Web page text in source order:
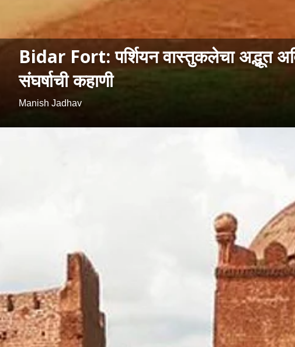
Bidar Fort: पर्शियन वास्तुकलेचा अद्भूत
संघर्षाची कहाणी
Manish Jadhav